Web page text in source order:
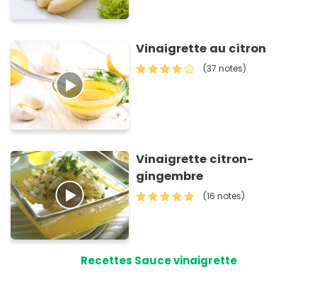
Vinaigrette au citron
(37 notes)
Vinaigrette citron-
gingembre
(16 notes)
Recettes Sauce vinaigrette